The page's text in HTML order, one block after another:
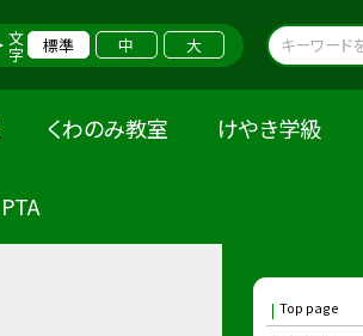
文字 標準 中 大
くわのみ教室 けやき学級
PTA
Top page